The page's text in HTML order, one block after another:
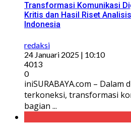
Transformasi Komunikasi
Kritis dan Hasil Riset
Indonesia
redaksi
24 Januari 2025 | 10:10
4013
0
iniSURABAYA.com – Dalam
terkoneksi, transformasi
bagian ...